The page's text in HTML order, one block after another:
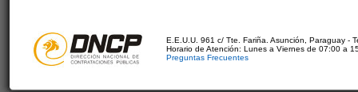
E.E.U.U. 961 c/ Tte. Fariña. Asunción, Paraguay -
Horario de Atención: Lunes a Viernes de 07:00 a
Preguntas Frecuentes